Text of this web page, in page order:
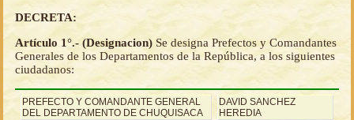
DECRETA:
Artículo 1°.- (Designacion) Se designa Prefectos y Comandantes
Generales de los Departamentos de la República, a los siguientes
ciudadanos:
PREFECTO Y COMANDANTE GENERAL
DEL DEPARTAMENTO DE CHUQUISACA
DAVID SANCHEZ
HEREDIA